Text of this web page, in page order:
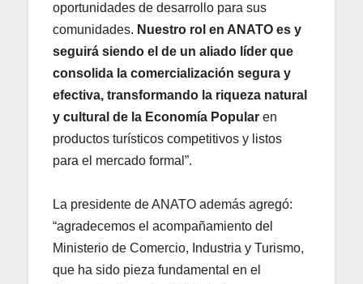
oportunidades de desarrollo para sus
comunidades. Nuestro rol en ANATO es y
seguirá siendo el de un aliado líder que
consolida la comercialización segura y
efectiva, transformando la riqueza natural
y cultural de la Economía Popular en
productos turísticos competitivos y listos
para el mercado formal”.
La presidente de ANATO además agregó:
“agradecemos el acompañamiento del
Ministerio de Comercio, Industria y Turismo,
que ha sido pieza fundamental en el